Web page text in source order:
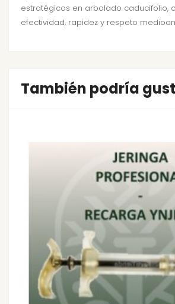
estratégicos en arbolado caducifolio,
efectividad, rapidez y respeto
También podría